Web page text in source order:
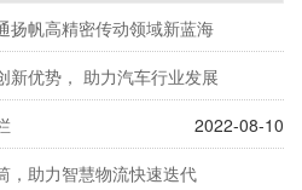
扬帆高精密传动领域新蓝海
2024-09-20
新优势， 助力汽车行业发展
2023-09-04
2022-08-10
，助力智慧物流快速迭代